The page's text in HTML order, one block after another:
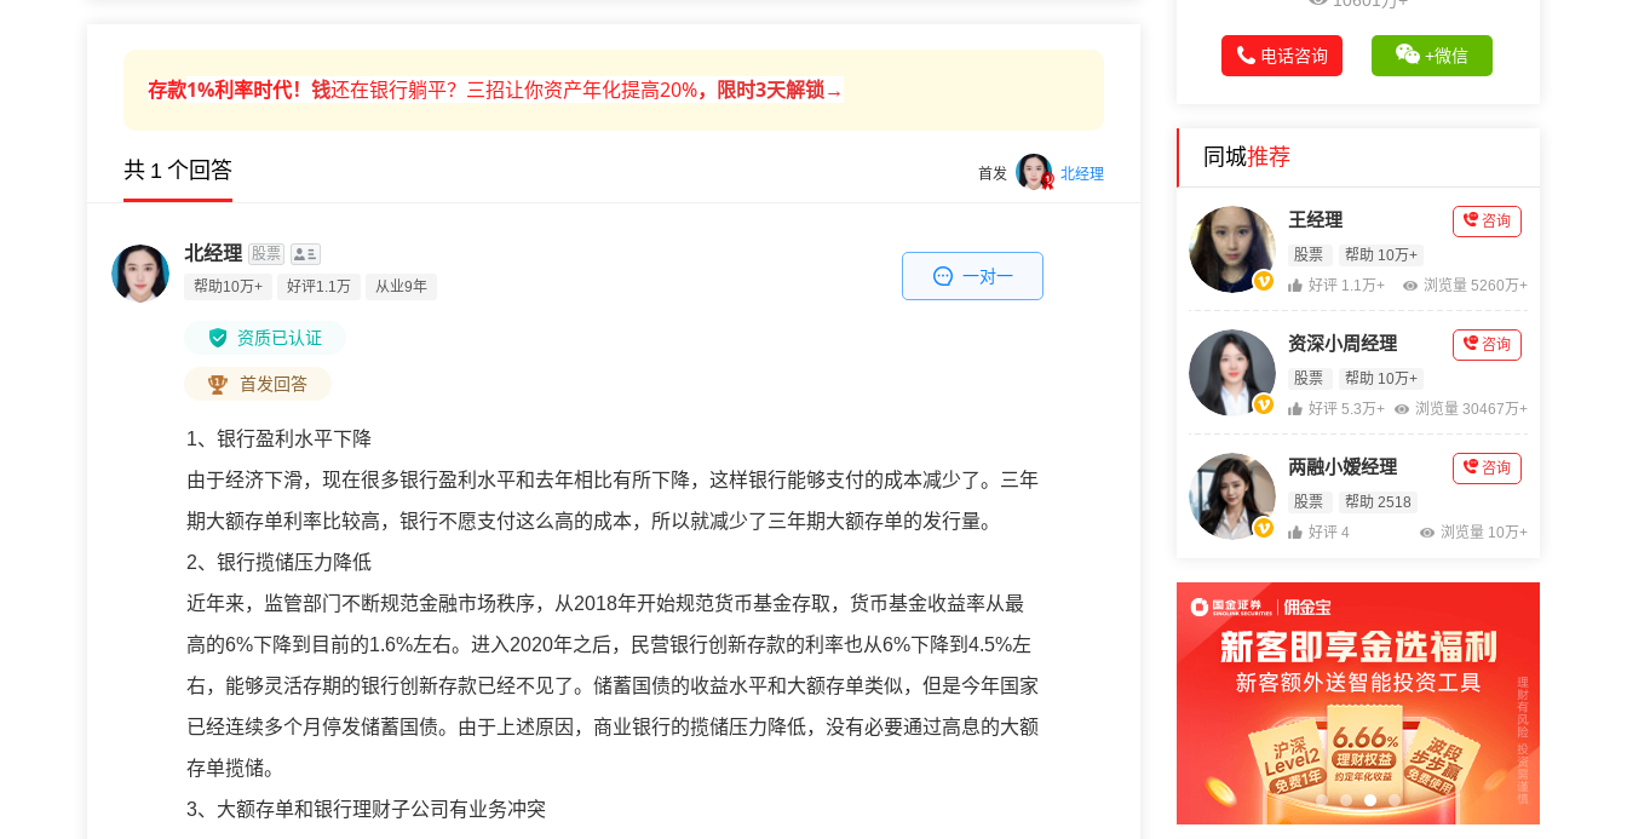
存款1%利率时代！ 钱还在银行躺平？三招让你资产年化提高20%， 限时3天解锁→
共 1 个回答 首发 北经理
一对一
北经理 股票
帮助10万+
好评1.1万 从业9年
资质已认证
首发回答
1、银行盈利水平下降
由于经济下滑，现在很多银行盈利水平和去年相比有所下降，这样银行能够支付的成本减少了。三年
期大额存单利率比较高，银行不愿支付这么高的成本，所以就减少了三年期大额存单的发行量。
2、银行揽储压力降低
近年来，监管部门不断规范金融市场秩序，从2018年开始规范货币基金存取，货币基金收益率从最
高的6%下降到目前的1.6%左右。进入2020年之后，民营银行创新存款的利率也从6%下降到4.5%左
右，能够灵活存期的银行创新存款已经不见了。储蓄国债的收益水平和大额存单类似，但是今年国家
已经连续多个月停发储蓄国债。由于上述原因，商业银行的揽储压力降低，没有必要通过高息的大额
存单揽储。
3、大额存单和银行理财子公司有业务冲突
电话咨询 +微信
同城推荐
王经理
股票 帮助 10万+
咨询
好评 1.1万+ 浏览量 5260万+
资深小周经理
股票 帮助 10万+
咨询
好评 5.3万+ 浏览量 30467万+
两融小嫒经理
股票 帮助 2518
咨询
好评 4 浏览量 10万+
1 2 3 4